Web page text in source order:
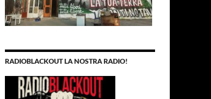
RADIOBLACKOUT LA NOSTRA RADIO!